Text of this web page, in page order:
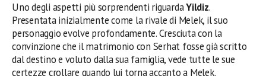
Uno degli aspetti più sorprendenti riguardaYildiz.
Presentata inizialmente come la rivale di Melek, il suo
personaggio evolve profondamente. Cresciuta con la
convinzione che il matrimonio con Serhat fosse già scritto
dal destino e voluto dalla sua famiglia, vede tutte le sue
certezze crollare quando lui torna accanto a Melek.